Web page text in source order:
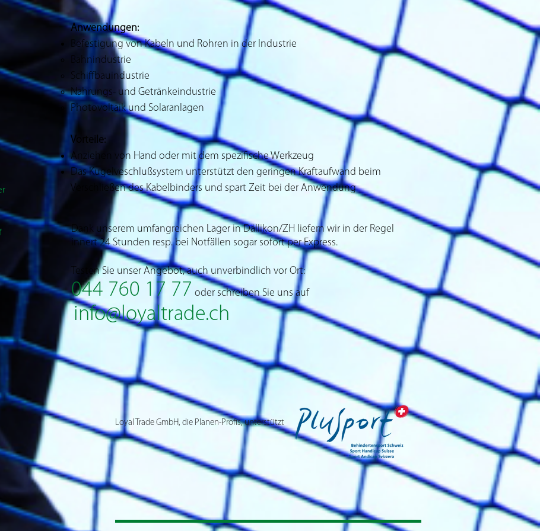
Anwendungen:
Befestigung von Kabeln und Rohren in der Industrie
Bahnindustrie
Schiffbauindustrie
Nahrungs- und Getränkeindustrie
Photovoltaik und Solaranlagen
Vorteile:
Anziehen von Hand oder mit dem spezifische Werkzeug
Das Kugelveschlußsystem unterstützt den geringen Kraftaufwand beim
Verschließen des Kabelbinders und spart Zeit bei der Anwendung
Dank unserem umfangreichen Lager in Dällikon/ZH liefern wir in der Regel
innert 24 Stunden resp. bei Notfällen sogar sofort per Express.
Testen Sie unser Angebot, auch unverbindlich vor Ort:
044 760 17 77 oder schreiben Sie uns auf
info@loyaltrade.ch
Loyal Trade GmbH, die Planen-Profis, unterstützt